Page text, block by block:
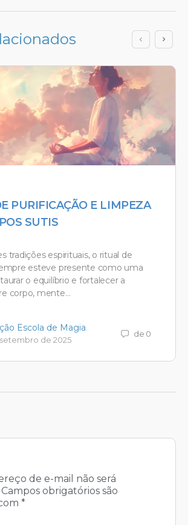
PURIFICAÇÃO E LIMPEZA
SUTIS
tradições espirituais, o ritual de
esteve presente como uma
o equilíbrio e fortalecer a
corpo, mente…
Escola de Magia
de 2025
de 0
de e-mail não será
Campos obrigatórios são
*